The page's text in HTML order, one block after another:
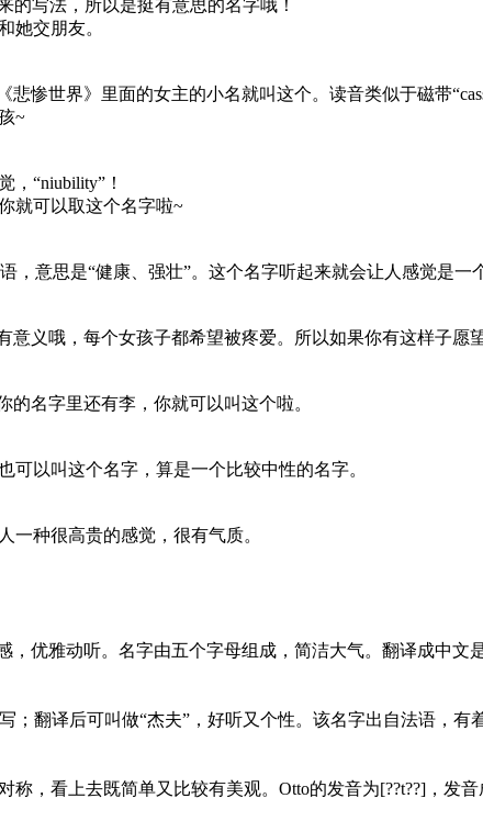
的写法，所以是挺有意思的名字哦！
她交朋友。
惨世界》里面的女主的小名就叫这个。读音类似于磁带
~
“niubility”！
就可以取这个名字啦~
，意思是“健康、强壮”。这个名字听起来就会让人感觉是
义哦，每个女孩子都希望被疼爱。所以如果你有这样子愿
名字里还有李，你就可以叫这个啦。
以叫这个名字，算是一个比较中性的名字。
种很高贵的感觉，很有气质。
，优雅动听。名字由五个字母组成，简洁大气。翻译成中
翻译后可叫做“杰夫”，好听又个性。该名字出自法语，有
，看上去既简单又比较有美观。Otto的发音为[??t??]，发